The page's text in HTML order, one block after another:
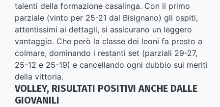
talenti della formazione casalinga. Con il primo
parziale (vinto per 25-21 dal Bisignano) gli ospiti,
attentissimi ai dettagli, si assicurano un leggero
vantaggio. Che però la classe dei leoni fa presto a
colmare, dominando i restanti set (parziali 29-27,
25-12 e 25-19) e cancellando ogni dubbio sui meriti
della vittoria.
VOLLEY, RISULTATI POSITIVI ANCHE DALLE
GIOVANILI